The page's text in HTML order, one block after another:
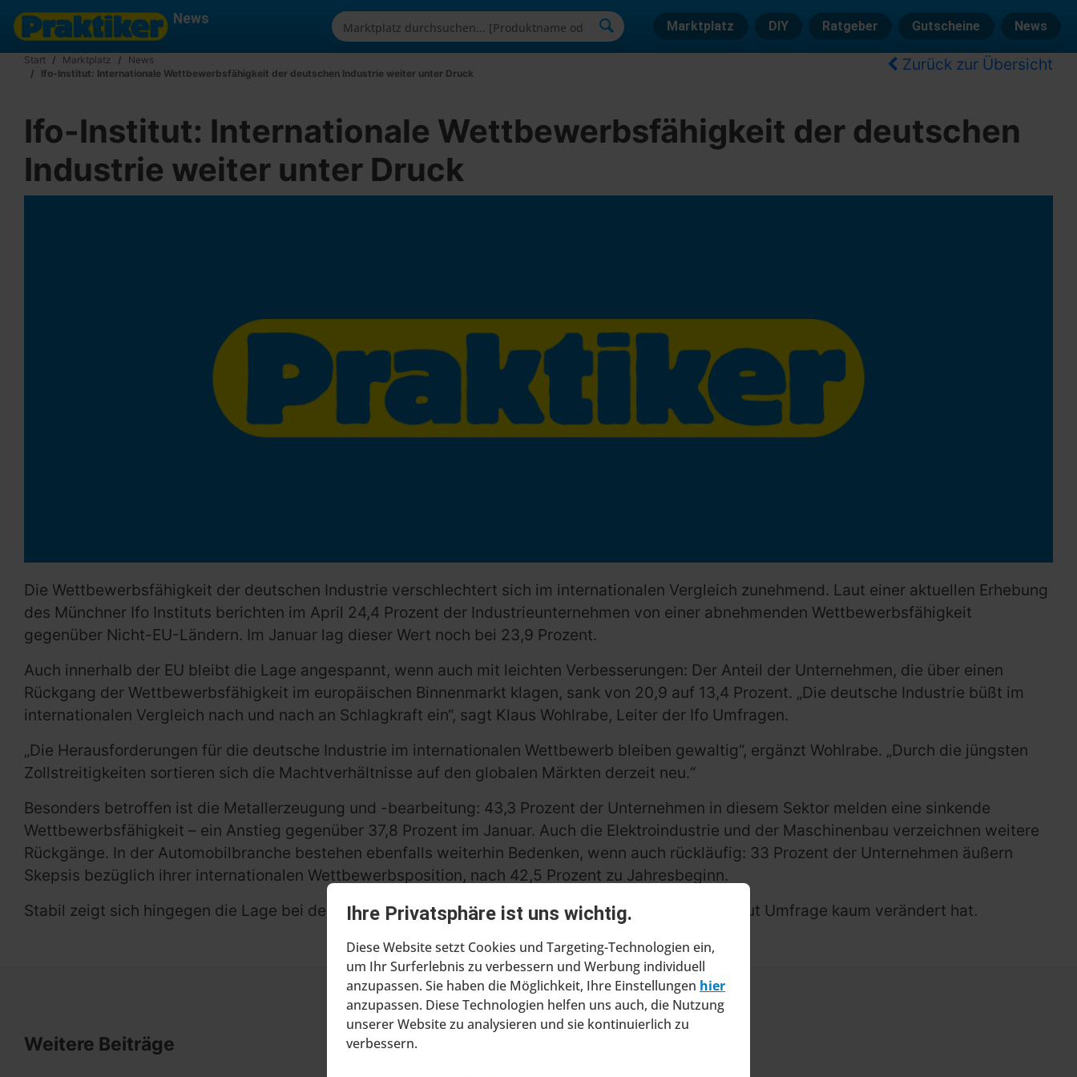
Ihre Privatsphäre ist uns wichtig.
Diese Website setzt Cookies und Targeting-Technologien ein,
um Ihr Surferlebnis zu verbessern und Werbung individuell
anzupassen. Sie haben die Möglichkeit, Ihre Einstellungen hier
anzupassen. Diese Technologien helfen uns auch, die Nutzung
unserer Website zu analysieren und sie kontinuierlich zu
verbessern.
News Marktplatz DIY Ratgeber Gutscheine News
Start Marktplatz
News
Ifo-Institut: Internationale Wettbewerbsfähigkeit der deutschen Industrie weiter unter Druck
Zurück zur Übersicht
Ifo-Institut: Internationale Wettbewerbsfähigkeit der deutschen
Industrie weiter unter Druck
Die Wettbewerbsfähigkeit der deutschen Industrie verschlechtert sich im internationalen Vergleich zunehmend. Laut einer aktuellen Erhebung
des Münchner Ifo Instituts berichten im April 24,4 Prozent der Industrieunternehmen von einer abnehmenden Wettbewerbsfähigkeit
gegenüber Nicht-EU-Ländern. Im Januar lag dieser Wert noch bei 23,9 Prozent.
Auch innerhalb der EU bleibt die Lage angespannt, wenn auch mit leichten Verbesserungen: Der Anteil der Unternehmen, die über einen
Rückgang der Wettbewerbsfähigkeit im europäischen Binnenmarkt klagen, sank von 20,9 auf 13,4 Prozent. „Die deutsche Industrie büßt im
internationalen Vergleich nach und nach an Schlagkraft ein“, sagt Klaus Wohlrabe, Leiter der Ifo Umfragen.
„Die Herausforderungen für die deutsche Industrie im internationalen Wettbewerb bleiben gewaltig“, ergänzt Wohlrabe. „Durch die jüngsten
Zollstreitigkeiten sortieren sich die Machtverhältnisse auf den globalen Märkten derzeit neu.“
Besonders betroffen ist die Metallerzeugung und -bearbeitung: 43,3 Prozent der Unternehmen in diesem Sektor melden eine sinkende
Wettbewerbsfähigkeit – ein Anstieg gegenüber 37,8 Prozent im Januar. Auch die Elektroindustrie und der Maschinenbau verzeichnen weitere
Rückgänge. In der Automobilbranche bestehen ebenfalls weiterhin Bedenken, wenn auch rückläufig: 33 Prozent der Unternehmen äußern
Skepsis bezüglich ihrer internationalen Wettbewerbsposition, nach 42,5 Prozent zu Jahresbeginn.
Stabil zeigt sich hingegen die Lage bei den Getränkeherstellern, deren Wettbewerbsfähigkeit sich laut Umfrage kaum verändert hat.
Weitere Beiträge